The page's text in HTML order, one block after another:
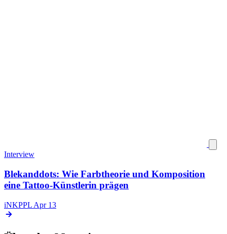
Interview
Blekanddots: Wie Farbtheorie und Komposition
eine Tattoo-Künstlerin prägen
iNKPPL Apr 13